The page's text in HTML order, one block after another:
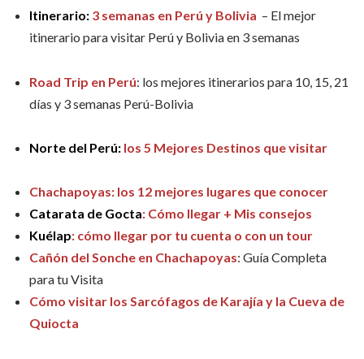
Itinerario: 3 semanas en Perú y Bolivia – El mejor
itinerario para visitar Perú y Bolivia en 3 semanas
Road Trip en Perú: los mejores itinerarios para 10, 15, 21
días y 3 semanas Perú-Bolivia
Norte del Perú: los 5 Mejores Destinos que visitar
Chachapoyas: los 12 mejores lugares que conocer
Catarata de Gocta: Cómo llegar + Mis consejos
Kuélap: cómo llegar por tu cuenta o con un tour
Cañón del Sonche en Chachapoyas: Guía Completa
para tu Visita
Cómo visitar los Sarcófagos de Karajía y la Cueva de
Quiocta